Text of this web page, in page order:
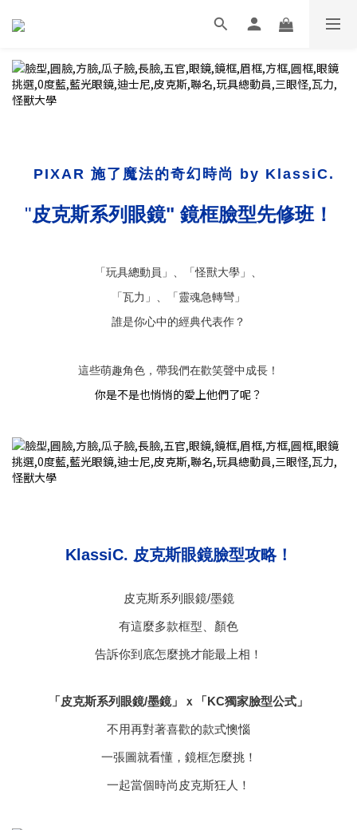
PIXAR 施了魔法的奇幻時尚 by KlassiC.
"皮克斯系列眼鏡" 鏡框臉型先修班！
「玩具總動員」、「怪獸大學」、
「瓦力」、「靈魂急轉彎」
誰是你心中的經典代表作？
這些萌趣角色，帶我們在歡笑聲中成長！
你是不是也悄悄的愛上他們了呢？
KlassiC. 皮克斯眼鏡臉型攻略！
皮克斯系列眼鏡/墨鏡
有這麼多款框型、顏色
告訴你到底怎麼挑才能最上相！
「皮克斯系列眼鏡/墨鏡」ｘ「KC獨家臉型公式」
不用再對著喜歡的款式懊惱
一張圖就看懂，鏡框怎麼挑！
一起當個時尚皮克斯狂人！